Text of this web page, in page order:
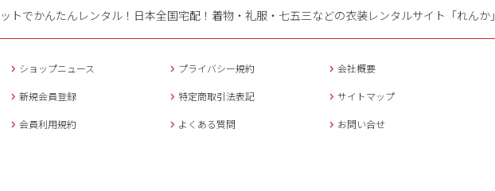
トでかんたんレンタル！日本全国宅配！ 着物・礼服・七五三などの衣装レンタルサイト「れんか」
ショップニュース プライバシー規約 会社概要
新規会員登録 特定商取引法表記 サイトマップ
会員利用規約 よくある質問 お問い合せ